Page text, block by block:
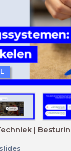
|
slides